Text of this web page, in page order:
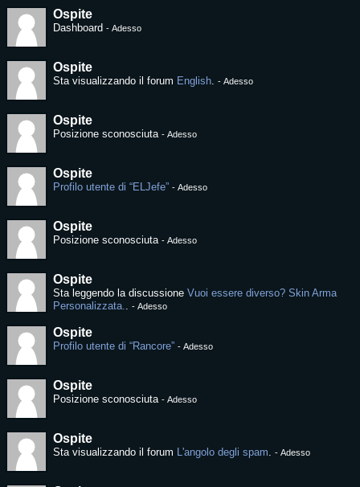
Ospite
Dashboard - Adesso
Ospite
Sta visualizzando il forum English. - Adesso
Ospite
Posizione sconosciuta - Adesso
Ospite
Profilo utente di “ELJefe” - Adesso
Ospite
Posizione sconosciuta - Adesso
Ospite
Sta leggendo la discussione Vuoi essere diverso? Skin Arma
Personalizzata.. - Adesso
Ospite
Profilo utente di “Rancore” - Adesso
Ospite
Posizione sconosciuta - Adesso
Ospite
Sta visualizzando il forum L'angolo degli spam. - Adesso